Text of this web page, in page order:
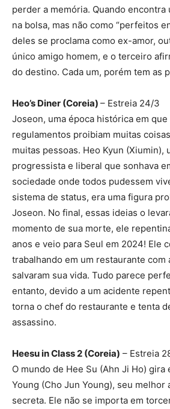
perder a memória. Quando encontra
na bolsa, mas não como “perfeitos
deles se proclama como ex-amor,
único amigo homem, e o terceiro
do destino. Cada um, porém tem as
Heo’s Diner (Coreia) – Estreia 24/3
Joseon, uma época histórica em que
regulamentos proibiam muitas
muitas pessoas. Heo Kyun (Xiumin),
progressista e liberal que sonhava
sociedade onde todos pudessem
sistema de status, era uma figura
Joseon. No final, essas ideias o
momento de sua morte, ele
anos e veio para Seul em 2024! Ele
trabalhando em um restaurante com
salvaram sua vida. Tudo parece
entanto, devido a um acidente
torna o chef do restaurante e tenta
assassino.
Heesu in Class 2 (Coreia) – Estreia
O mundo de Hee Su (Ahn Ji Ho) gira
Young (Cho Jun Young), seu melhor
secreta. Ele não se importa em